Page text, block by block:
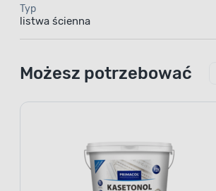
Typ
listwa ścienna
Możesz potrzebować